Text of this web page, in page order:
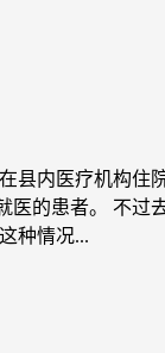
县内医疗机构
的患者。 不
种情况...